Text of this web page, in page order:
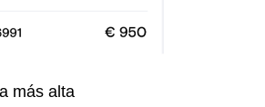
más alta